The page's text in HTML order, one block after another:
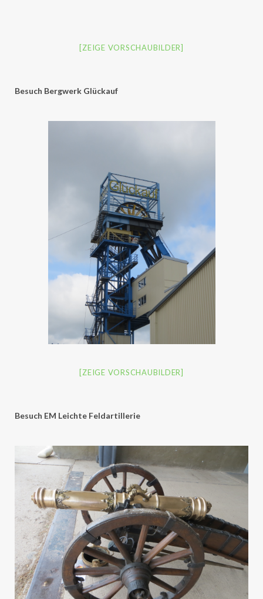
[ZEIGE VORSCHAUBILDER]
Besuch Bergwerk Glückauf
[ZEIGE VORSCHAUBILDER]
Besuch EM Leichte Feldartillerie